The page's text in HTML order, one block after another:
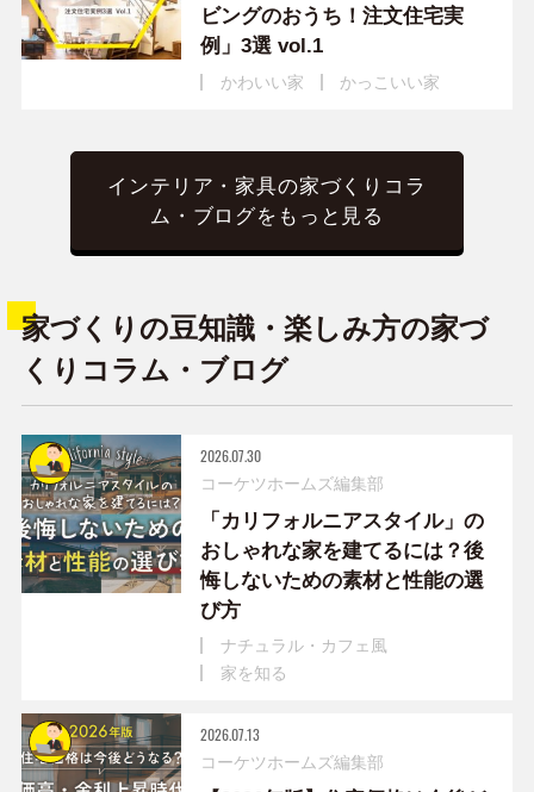
ビングのおうち！注文住宅実
例」3選 vol.1
かわいい家 かっこいい家
インテリア・家具の家づくりコラ
ム・ブログをもっと見る
家づくりの豆知識・楽しみ方の家づ
くりコラム・ブログ
2026.07.30
コーケツホームズ編集部
「カリフォルニアスタイル」の
おしゃれな家を建てるには？後
悔しないための素材と性能の選
び方
ナチュラル・カフェ風
家を知る
2026.07.13
コーケツホームズ編集部